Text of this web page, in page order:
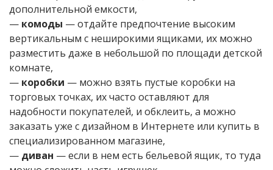
дополнительной емкости,
— комоды — отдайте предпочтение высоким
вертикальным с неширокими ящиками, их можно
разместить даже в небольшой по площади детской
комнате,
— коробки — можно взять пустые коробки на
торговых точках, их часто оставляют для
надобности покупателей, и обклеить, а можно
заказать уже с дизайном в Интернете или купить в
специализированном магазине,
— диван — если в нем есть бельевой ящик, то туда